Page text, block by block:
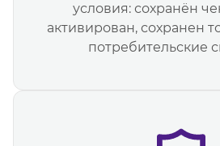
условия: сохранён
активирован, сохранен
потребительские